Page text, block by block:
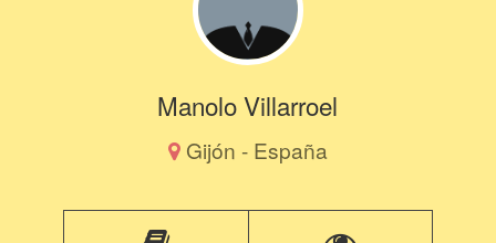
Manolo Villarroel
Gijón - España